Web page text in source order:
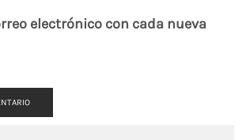
electrónico con cada nueva